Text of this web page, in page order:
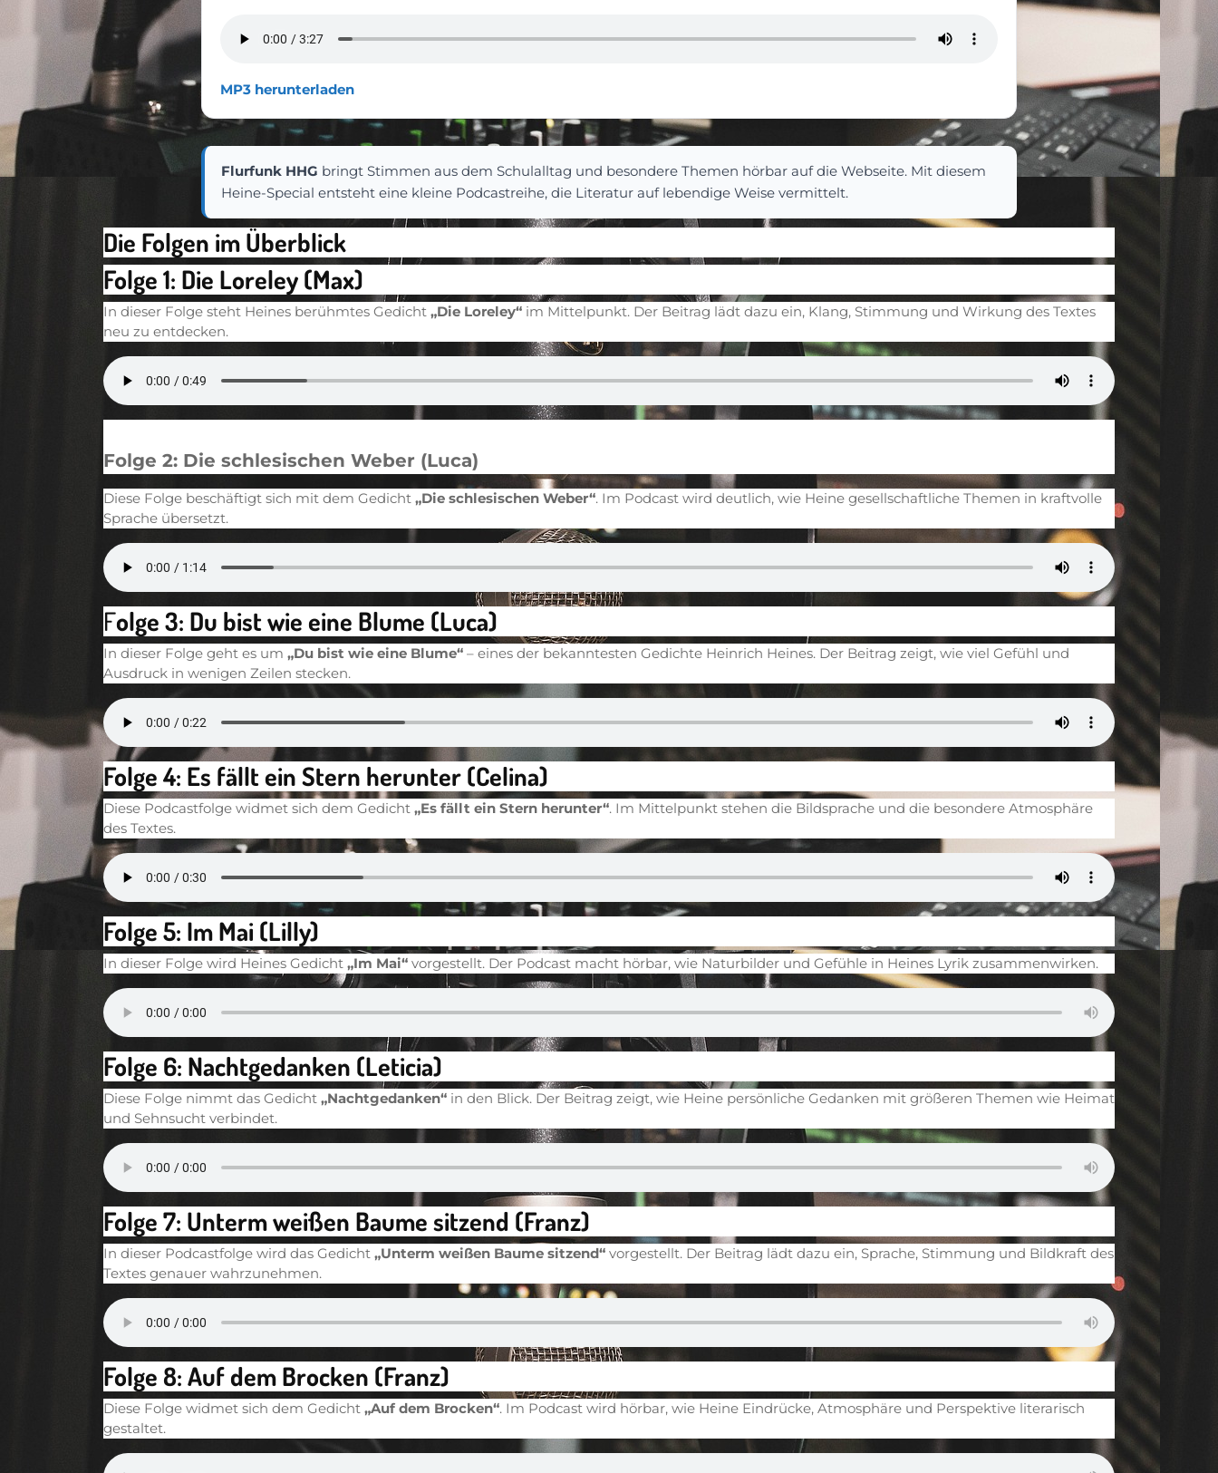
MP3 herunterladen
Flurfunk HHG bringt Stimmen aus dem Schulalltag und besondere Themen hörbar auf die Webseite. Mit diesem
Heine-Special entsteht eine kleine Podcastreihe, die Literatur auf lebendige Weise vermittelt.
Die Folgen im Überblick
Folge 1: Die Loreley (Max)
In dieser Folge steht Heines berühmtes Gedicht „Die Loreley“ im Mittelpunkt. Der Beitrag lädt dazu ein, Klang, Stimmung und Wirkung des Textes
neu zu entdecken.
Folge 2: Die schlesischen Weber (Luca)
Diese Folge beschäftigt sich mit dem Gedicht „Die schlesischen Weber“. Im Podcast wird deutlich, wie Heine gesellschaftliche Themen in kraftvolle
Sprache übersetzt.
Folge 3: Du bist wie eine Blume (Luca)
In dieser Folge geht es um „Du bist wie eine Blume“ – eines der bekanntesten Gedichte Heinrich Heines. Der Beitrag zeigt, wie viel Gefühl und
Ausdruck in wenigen Zeilen stecken.
Folge 4: Es fällt ein Stern herunter (Celina)
Diese Podcastfolge widmet sich dem Gedicht „Es fällt ein Stern herunter“. Im Mittelpunkt stehen die Bildsprache und die besondere Atmosphäre
des Textes.
Folge 5: Im Mai (Lilly)
In dieser Folge wird Heines Gedicht „Im Mai“ vorgestellt. Der Podcast macht hörbar, wie Naturbilder und Gefühle in Heines Lyrik zusammenwirken.
Folge 6: Nachtgedanken (Leticia)
Diese Folge nimmt das Gedicht „Nachtgedanken“ in den Blick. Der Beitrag zeigt, wie Heine persönliche Gedanken mit größeren Themen wie Heimat
und Sehnsucht verbindet.
Folge 7: Unterm weißen Baume sitzend (Franz)
In dieser Podcastfolge wird das Gedicht „Unterm weißen Baume sitzend“ vorgestellt. Der Beitrag lädt dazu ein, Sprache, Stimmung und Bildkraft des
Textes genauer wahrzunehmen.
Folge 8: Auf dem Brocken (Franz)
Diese Folge widmet sich dem Gedicht „Auf dem Brocken“. Im Podcast wird hörbar, wie Heine Eindrücke, Atmosphäre und Perspektive literarisch
gestaltet.